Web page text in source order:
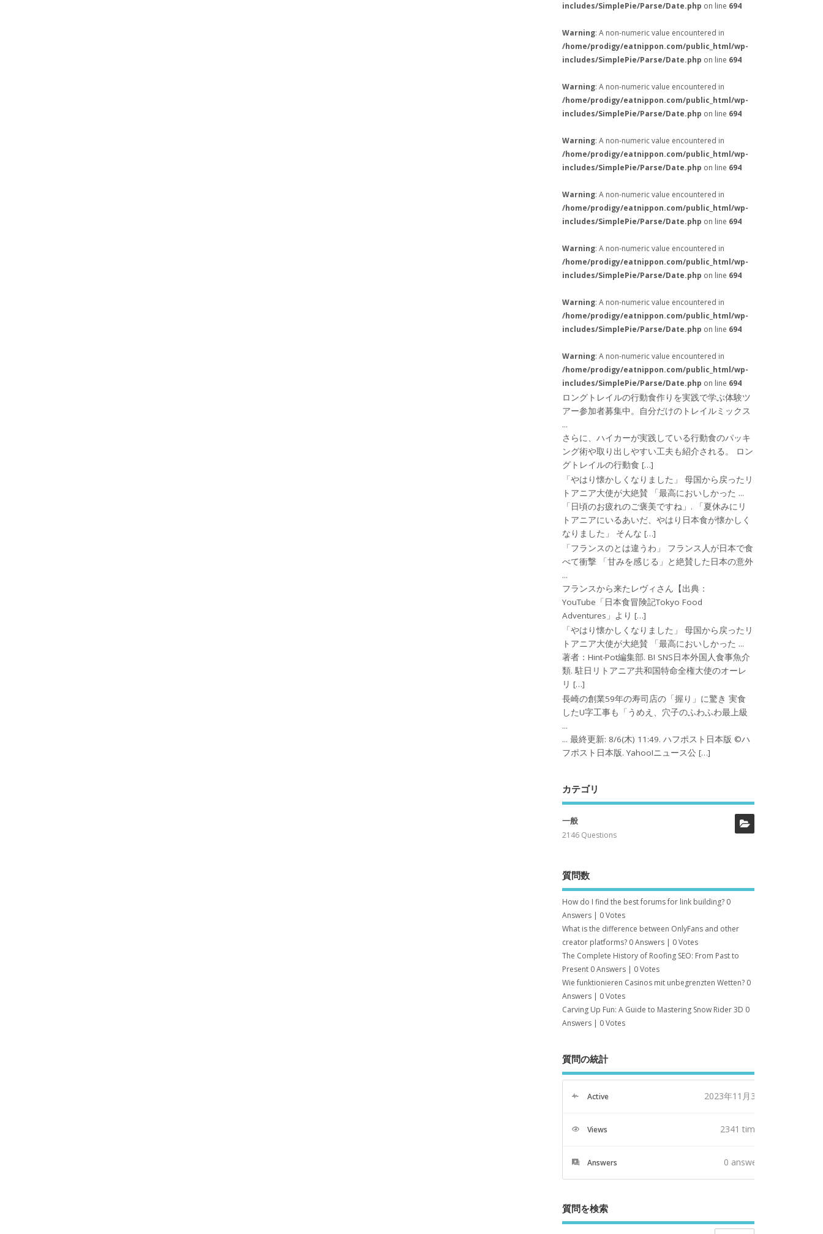
includes/SimplePie/Parse/Date.php on line 694
Warning: A non-numeric value encountered in
/home/prodigy/eatnippon.com/public_html/wp-
includes/SimplePie/Parse/Date.php on line 694
Warning: A non-numeric value encountered in
/home/prodigy/eatnippon.com/public_html/wp-
includes/SimplePie/Parse/Date.php on line 694
Warning: A non-numeric value encountered in
/home/prodigy/eatnippon.com/public_html/wp-
includes/SimplePie/Parse/Date.php on line 694
Warning: A non-numeric value encountered in
/home/prodigy/eatnippon.com/public_html/wp-
includes/SimplePie/Parse/Date.php on line 694
Warning: A non-numeric value encountered in
/home/prodigy/eatnippon.com/public_html/wp-
includes/SimplePie/Parse/Date.php on line 694
Warning: A non-numeric value encountered in
/home/prodigy/eatnippon.com/public_html/wp-
includes/SimplePie/Parse/Date.php on line 694
Warning: A non-numeric value encountered in
/home/prodigy/eatnippon.com/public_html/wp-
includes/SimplePie/Parse/Date.php on line 694
ロングトレイルの行動食作りを実践で学ぶ体験ツ
アー参加者募集中。自分だけのトレイルミックス
...
さらに、ハイカーが実践している行動食のパッキ
ング術や取り出しやすい工夫も紹介される。 ロン
グトレイルの行動食 […]
「やはり懐かしくなりました」 母国から戻ったリ
トアニア大使が大絶賛 「最高においしかった ...
「日頃のお疲れのご褒美ですね」. 「夏休みにリ
トアニアにいるあいだ、やはり日本食が懐かしく
なりました」 そんな […]
「フランスのとは違うわ」 フランス人が日本で食
べて衝撃 「甘みを感じる」と絶賛した日本の意外
...
フランスから来たレヴィさん【出典：
YouTube「日本食冒険記Tokyo Food
Adventures」より […]
「やはり懐かしくなりました」 母国から戻ったリ
トアニア大使が大絶賛 「最高においしかった ...
著者：Hint-Pot編集部. B! SNS日本外国人食事魚介
類. 駐日リトアニア共和国特命全権大使のオーレ
リ […]
長崎の創業59年の寿司店の「握り」に驚き 実食
したU字工事も「うめえ、穴子のふわふわ最上級
...
... 最終更新: 8/6(木) 11:49. ハフポスト日本版 ©ハ
フポスト日本版. Yahoo!ニュース公 […]
カテゴリ
一般
2146 Questions
質問数
How do I find the best forums for link building? 0
Answers | 0 Votes
What is the difference between OnlyFans and other
creator platforms? 0 Answers | 0 Votes
The Complete History of Roofing SEO: From Past to
Present 0 Answers | 0 Votes
Wie funktionieren Casinos mit unbegrenzten Wetten? 0
Answers | 0 Votes
Carving Up Fun: A Guide to Mastering Snow Rider 3D 0
Answers | 0 Votes
質問の統計
Active 2023年11月3日
Views 2341 times
Answers 0 answers
質問を検索